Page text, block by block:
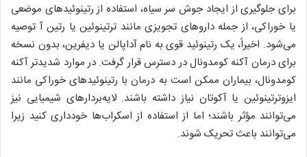
برای جلوگیری از ایجاد جوش‌ سر سیاه، استفاده از رتینوئید‌های موضعی
یا خوراکی، از جمله دارو‌های تجویزی مانند ترتینوئین یا رتین آ توصیه
می‌شود. اخیراً، یک رتینوئید قوی به نام آداپالن یا دیفرین، بدون نسخه
برای درمان آکنه کومدونال در دسترس قرار گرفت. در موارد شدیدتر آکنه
کومدونال، بیماران ممکن است به درمان با رتینوئید‌های خوراکی مانند
ایزوترتینوئین یا آکوتان نیاز داشته باشند. لایه‌بردار‌های شیمیایی نیز
می‌توانند مؤثر باشند؛ اما از استفاده از اسکراب‌ها خودداری کنید زیرا
می‌توانند باعث تحریک شوند.